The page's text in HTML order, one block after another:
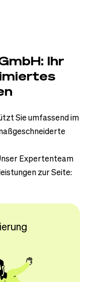
Ihr
Sie umfassend im
Expertenteam
zur Seite: